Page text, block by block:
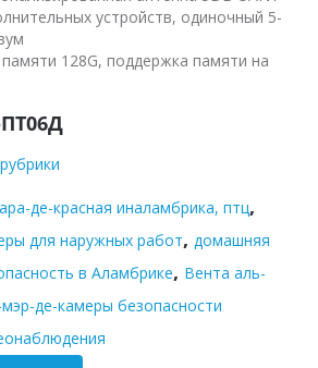
устройств, одиночный 5-
128G, поддержка памяти на
де-красная иналамбрика, птц,
для наружных работ, домашняя
в Аламбрике, Вента аль-
де-камеры безопасности